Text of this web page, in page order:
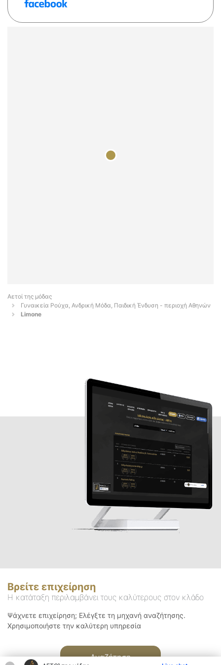
Αετοί της μόδας
Γυναικεία Ρούχα, Ανδρική Μόδα, Παιδική Ένδυση - περιοχή Αθηνών
Limone
Βρείτε επιχείρηση
Η κατάταξη περιλαμβάνει τους καλύτερους στον κλάδο
Ψάχνετε επιχείρηση; Ελέγξτε τη μηχανή αναζήτησης.
Χρησιμοποιήστε την καλύτερη υπηρεσία
Αναζήτηση